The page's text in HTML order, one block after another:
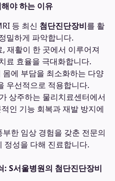
야 하는 이유
등 최신 첨단진단장비를 활
밀하게 파악합니다.
, 재활이 한 곳에서 이루어져
료 효율을 극대화합니다.
몸에 부담을 최소화하는 다양
우선적으로 적용합니다.
상주하는 물리치료센터에서
인 기능 회복과 재발 방지에
부한 임상 경험을 갖춘 전문의
정성을 다해 진료합니다.
: S서울병원의 첨단진단장비